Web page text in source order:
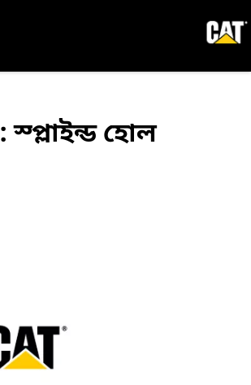
: স্প্লাইন্ড হোল